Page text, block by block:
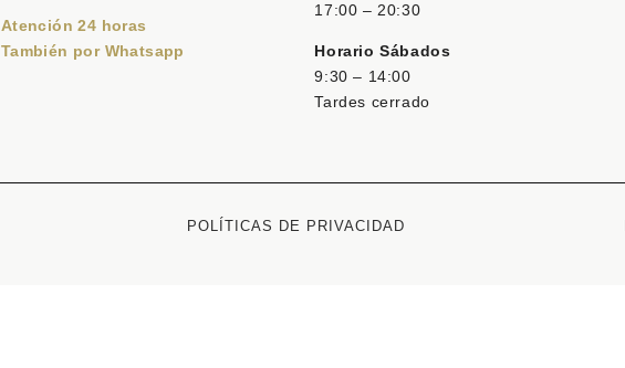
Atención 24 horas
También por Whatsapp
17:00 – 20:30
Horario Sábados
9:30 – 14:00
Tardes cerrado
POLÍTICAS DE PRIVACIDAD